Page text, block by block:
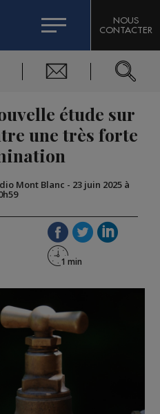
DE L'EXPERT
MACHINERY
SKIABLES
MONT-BLANC
NOUS
CONTACTER
étude sur
une très forte
Mont Blanc - 23 juin 2025 à